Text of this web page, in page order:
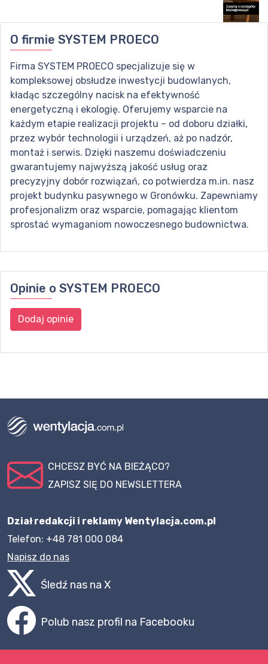
O firmie SYSTEM PROECO
Firma SYSTEM PROECO specjalizuje się w
kompleksowej obsłudze inwestycji budowlanych,
kładąc szczególny nacisk na efektywność
energetyczną i ekologię. Oferujemy wsparcie na
każdym etapie realizacji projektu – od doboru działki,
przez wybór technologii i urządzeń, aż po nadzór,
montaż i serwis. Dzięki naszemu doświadczeniu
gwarantujemy najwyższą jakość usług oraz
precyzyjny dobór rozwiązań, co potwierdza m.in. nasz
projekt budynku pasywnego w Gronówku. Zapewniamy
profesjonalizm oraz wsparcie, pomagając klientom
sprostać wymaganiom nowoczesnego budownictwa.
Opinie o SYSTEM PROECO
Dodaj opinie
CHCESZ BYĆ NA BIEŻĄCO?
ZAPISZ SIĘ DO NEWSLETTERA
Dział redakcji i reklamy Wentylacja.com.pl
Telefon: +48 781 000 084
Napisz do nas
Śledź nas na X
Polub nasz profil na Facebooku